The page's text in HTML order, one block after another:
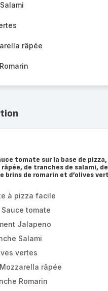
Salami
râpée
Romarin
tomate sur la base de
de tranches de salami,
brins de romarin et d’olives
à pizza facile
tomate
Jalapeno
Salami
vertes
râpée
Romarin